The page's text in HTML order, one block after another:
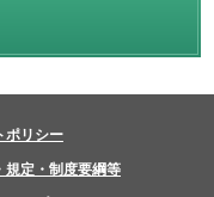
ポリシー
規定・制度要綱等